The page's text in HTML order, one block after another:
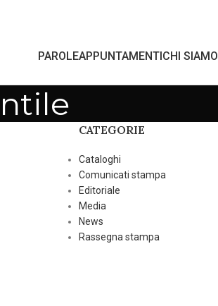
PAROLEAPPUNTAMENTICHI SIAMO
CATEGORIE
Cataloghi
Comunicati stampa
Editoriale
Media
News
Rassegna stampa